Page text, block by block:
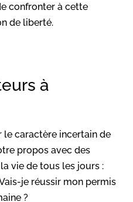
confronter à cette
de liberté.
à
le caractère incertain de
propos avec des
vie de tous les jours :
je réussir mon permis
?